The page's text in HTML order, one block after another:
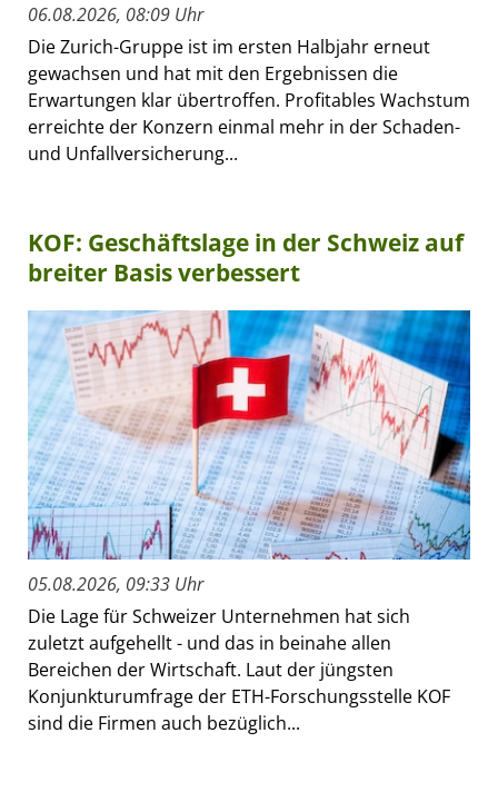
06.08.2026, 08:09 Uhr
Die Zurich-Gruppe ist im ersten Halbjahr erneut
gewachsen und hat mit den Ergebnissen die
Erwartungen klar übertroffen. Profitables Wachstum
erreichte der Konzern einmal mehr in der Schaden-
und Unfallversicherung...
KOF: Geschäftslage in der Schweiz auf
breiter Basis verbessert
05.08.2026, 09:33 Uhr
Die Lage für Schweizer Unternehmen hat sich
zuletzt aufgehellt - und das in beinahe allen
Bereichen der Wirtschaft. Laut der jüngsten
Konjunkturumfrage der ETH-Forschungsstelle KOF
sind die Firmen auch bezüglich...